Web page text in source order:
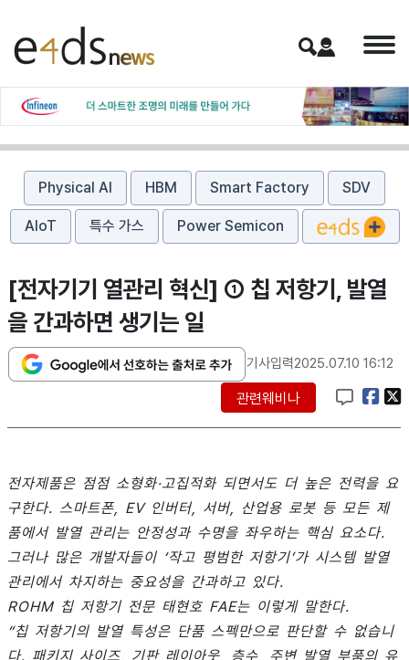
Physical AI HBM Smart Factory SDV
AIoT 특수 가스 Power Semicon
[전자기기 열관리 혁신] ① 칩 저항기, 발열
을 간과하면 생기는 일
기사입력2025.07.10 16:12
관련웨비나
전자제품은 점점 소형화·고집적화 되면서도 더 높은 전력을 요
구한다. 스마트폰, EV 인버터, 서버, 산업용 로봇 등 모든 제
품에서 발열 관리는 안정성과 수명을 좌우하는 핵심 요소다.
그러나 많은 개발자들이 ‘작고 평범한 저항기’가 시스템 발열
관리에서 차지하는 중요성을 간과하고 있다.
ROHM 칩 저항기 전문 태현호 FAE는 이렇게 말한다.
“칩 저항기의 발열 특성은 단품 스펙만으로 판단할 수 없습니
다. 패키지 사이즈, 기판 레이아웃, 층수, 주변 발열 부품의 유